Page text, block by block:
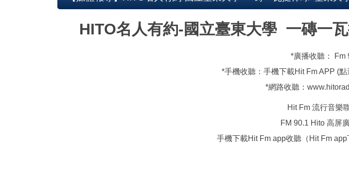
HITO名人有約-國立臺東大學 一磚一
*廣播收聽： Fm
*手機收聽：手機下載Hit Fm APP (
*網路收聽：
Hit Fm 流行音樂
FM 90.1 Hito 高屏
手機下載Hit Fm app收聽（Hit Fm app